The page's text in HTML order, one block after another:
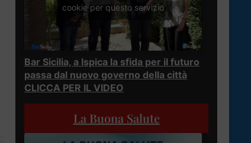
cookie per questo servizio
Bar Sicilia, a Ispica la sfida per il futuro
passa dal nuovo governo della città
CLICCA PER IL VIDEO
La Buona Salute